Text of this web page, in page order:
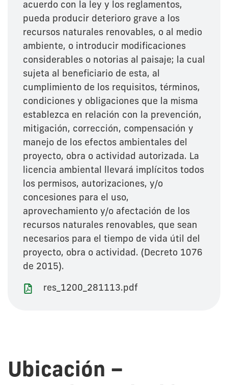
acuerdo con la ley y los reglamentos,
pueda producir deterioro grave a los
recursos naturales renovables, o al medio
ambiente, o introducir modificaciones
considerables o notorias al paisaje; la cual
sujeta al beneficiario de esta, al
cumplimiento de los requisitos, términos,
condiciones y obligaciones que la misma
establezca en relación con la prevención,
mitigación, corrección, compensación y
manejo de los efectos ambientales del
proyecto, obra o actividad autorizada. La
licencia ambiental llevará implícitos todos
los permisos, autorizaciones, y/o
concesiones para el uso,
aprovechamiento y/o afectación de los
recursos naturales renovables, que sean
necesarios para el tiempo de vida útil del
proyecto, obra o actividad. (Decreto 1076
de 2015).
res_1200_281113.pdf
Ubicación –